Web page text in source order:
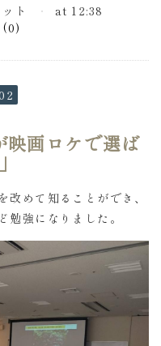
ト
at 12:38
(0)
画ロケで選ば
めて知ることができ、
勉強になりました。